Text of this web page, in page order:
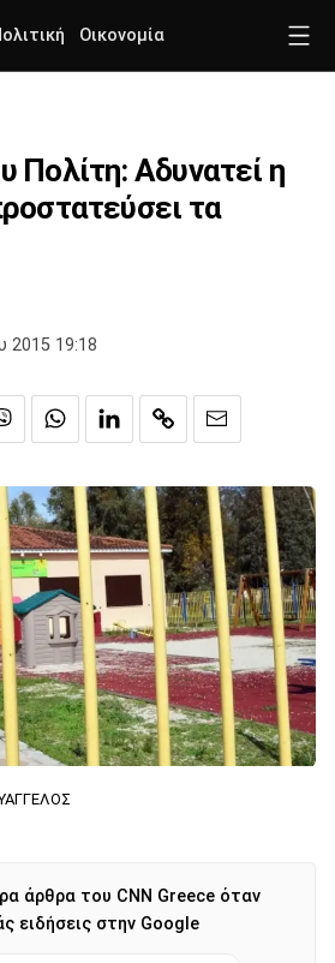
Οικονομία
Πολίτη: Αδυνατεί η
τα
2015 19:18
άρθρα του CNN Greece όταν
ειδήσεις στην Google